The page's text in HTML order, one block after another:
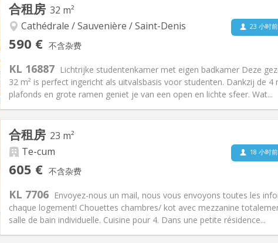
厨房:房间内
面积:25 m 2
安静, 学习氛围
无障碍通道: 否
合租房 32 m²
Cathédrale / Sauvenière / Saint-Denis
590 € 不含杂费
23 小时前
KL 16887 Lichtrijke studentenkamer met eigen badkamer Deze
32 m² is perfect ingericht als uitvalsbasis voor studenten. Dankzij de 4
plafonds en grote ramen geniet je van een open en lichte sfeer. Wat...
布局
浴室:独立
面积:32 m
私人房间:2
其他
是
合租房 23 m²
Te-cum
605 € 不含杂费
18 小时前
KL 7706 Envoyez-nous un mail, nous vous envoyons toutes les
chaque logement! Chouettes chambres/ kot avec mezzanine
salle de bain individuelle. Cuisine pour 4. Dans une petite résidence...